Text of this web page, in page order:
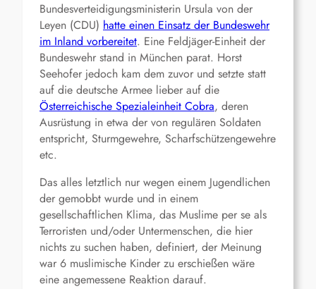
Bundesverteidigungsministerin Ursula von der
Leyen (CDU) hatte einen Einsatz der Bundeswehr
im Inland vorbereitet. Eine Feldjäger-Einheit der
Bundeswehr stand in München parat. Horst
Seehofer jedoch kam dem zuvor und setzte statt
auf die deutsche Armee lieber auf die
Österreichische Spezialeinheit Cobra, deren
Ausrüstung in etwa der von regulären Soldaten
entspricht, Sturmgewehre, Scharfschützengewehre
etc.
Das alles letztlich nur wegen einem Jugendlichen
der gemobbt wurde und in einem
gesellschaftlichen Klima, das Muslime per se als
Terroristen und/oder Untermenschen, die hier
nichts zu suchen haben, definiert, der Meinung
war 6 muslimische Kinder zu erschießen wäre
eine angemessene Reaktion darauf.